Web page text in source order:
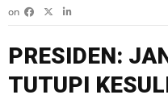
on
PRESIDEN:
TUTUPI